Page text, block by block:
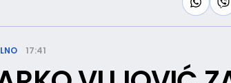
17:41